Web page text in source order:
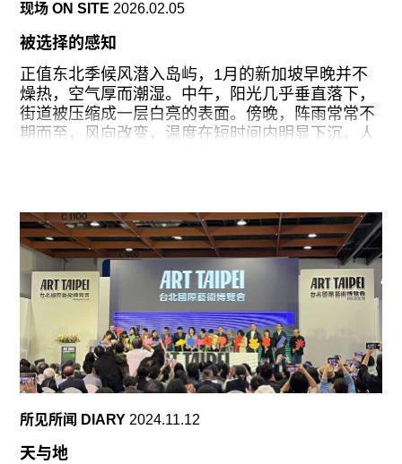
时，展陈设计“建筑其中”将美术馆原本开放的环形
动线切割为若干彼此独立却又暗中连通的空间：入
口处的两道错位结构使进入展厅的过程带有轻微的
吞入感，连续的流动转变为带有停顿与回旋的结
构，既如阅读刊物时不同篇幅主题的栏目，也趋近
于一种包含进入、停留、吞咽与消化的身体节律。
然的充足背后是例如智利季节性女工在高强度劳作
与家庭再生产之间的双重负担。沙爽用牦牛毛在金
属管道间编织出奶汁的输送路径，将“滋养”拆解为
一套由管道、组织与流动构成的系统。在此，“健
康”与“供给”之间的裂缝被放大：那些被顺利消费的
物质，其生产过程中的摩擦与消耗被有效地隔离在
视野之外——我们究竟在系统性地“偏”掉什么？
现场 ON SITE 2026.02.05
被选择的感知
正值东北季候风潜入岛屿，1月的新加坡早晚并不
燥热，空气厚而潮湿。中午，阳光几乎垂直落下，
街道被压缩成一层白亮的表面。傍晚，阵雨常常不
期而至，风向改变，温度在短时间内明显下沉。人
线的偏移都会被迅速放大，直接介入日常。
在这样的经验之中观看TAF艺术基金会（Tanoto Art
Foundation，以下简称 TAF）于新加坡艺术周之际
开幕的首展“感知的仪式”（Rituals of
Perception），这一主题显得既贴切，又微妙地保
守。基金会自2025年初正式亮相于新加坡艺术周，
随后在香港、新加坡、圣保罗通过一系列研究与对
谈项目逐步确立其定位：基金会更倾向于以讨论与
知识生产作为介入当代艺术的起点。由艺术总监翁
览也因此承担着为机构奠定策展方法与收藏取向的
功能。
所见所闻 DIARY 2024.11.12
天与地